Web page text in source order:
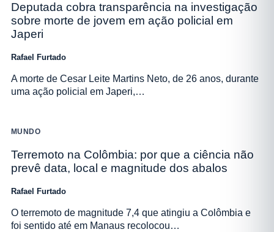
Deputada cobra transparência na investigação
sobre morte de jovem em ação policial em
Japeri
Rafael Furtado
A morte de Cesar Leite Martins Neto, de 26 anos, durante
uma ação policial em Japeri,…
MUNDO
Terremoto na Colômbia: por que a ciência não
prevê data, local e magnitude dos abalos
Rafael Furtado
O terremoto de magnitude 7,4 que atingiu a Colômbia e
foi sentido até em Manaus recolocou…